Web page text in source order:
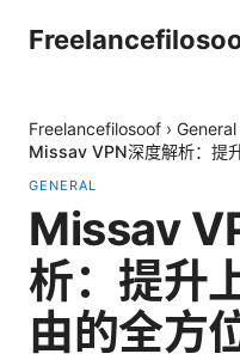
Freelancefilosoof › General
Missav VPN深度解析：提
GENERAL
Missav
析：提升
由的全方